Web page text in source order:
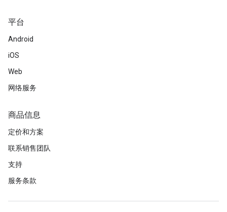
平台
Android
iOS
Web
网络服务
商品信息
定价和方案
联系销售团队
支持
服务条款